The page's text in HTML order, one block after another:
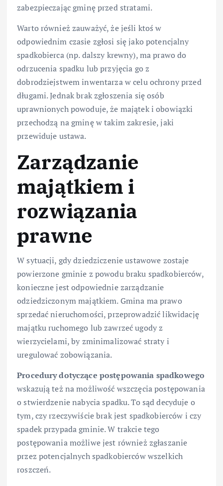
zabezpieczając gminę przed stratami.
Warto również zauważyć, że jeśli ktoś w
odpowiednim czasie zgłosi się jako potencjalny
spadkobierca (np. dalszy krewny), ma prawo do
odrzucenia spadku lub przyjęcia go z
dobrodziejstwem inwentarza w celu ochrony przed
długami. Jednak brak zgłoszenia się osób
uprawnionych powoduje, że majątek i obowiązki
przechodzą na gminę w takim zakresie, jaki
przewiduje ustawa.
Zarządzanie
majątkiem i
rozwiązania
prawne
W sytuacji, gdy dziedziczenie ustawowe zostaje
powierzone gminie z powodu braku spadkobierców,
konieczne jest odpowiednie zarządzanie
odziedziczonym majątkiem. Gmina ma prawo
sprzedać nieruchomości, przeprowadzić likwidację
majątku ruchomego lub zawrzeć ugody z
wierzycielami, by zminimalizować straty i
uregulować zobowiązania.
Procedury dotyczące postępowania spadkowego
wskazują też na możliwość wszczęcia postępowania
o stwierdzenie nabycia spadku. To sąd decyduje o
tym, czy rzeczywiście brak jest spadkobierców i czy
spadek przypada gminie. W trakcie tego
postępowania możliwe jest również zgłaszanie
przez potencjalnych spadkobierców wszelkich
roszczeń.